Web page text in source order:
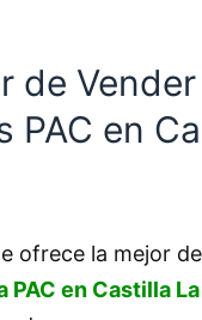
de Vender
PAC en
ofrece la mejor
PAC en Castilla